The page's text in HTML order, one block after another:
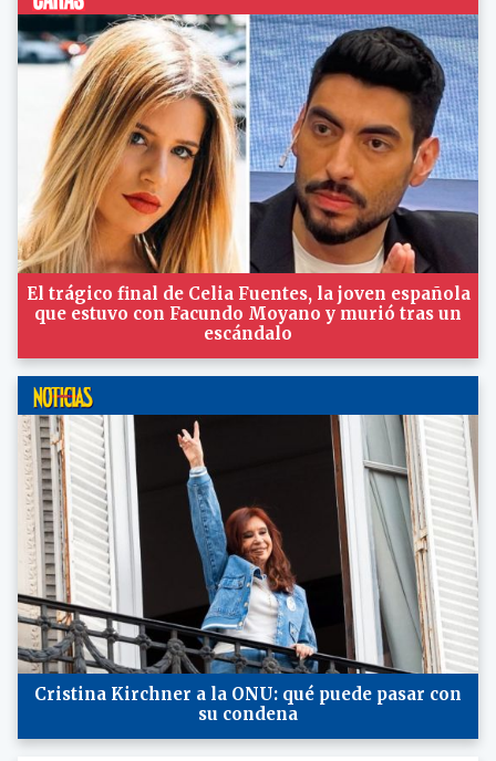
El trágico final de Celia Fuentes, la joven española
que estuvo con Facundo Moyano y murió tras un
escándalo
Cristina Kirchner a la ONU: qué puede pasar con
su condena